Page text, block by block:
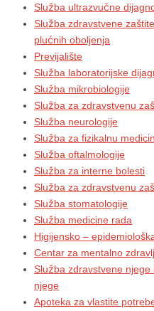
Služba ultrazvučne
Služba zdravstvene
plućnih oboljenja
Previjalište
Služba laboratorijske
Služba mikrobiologije
Služba za zdravstvenu
Služba neurologije
Služba za fizikalnu
Služba oftalmologije
Služba za interne bolesti
Služba za zdravstvenu
Služba stomatologije
Služba medicine rada
Higijensko –
Centar za mentalno
Služba zdravstvene
njege
Apoteka za vlastite